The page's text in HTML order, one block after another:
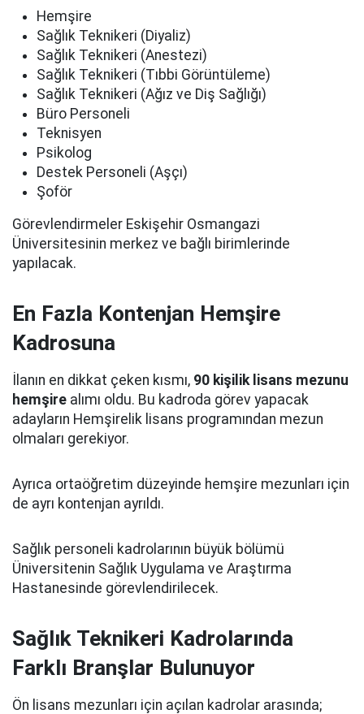
Hemşire
Sağlık Teknikeri (Diyaliz)
Sağlık Teknikeri (Anestezi)
Sağlık Teknikeri (Tıbbi Görüntüleme)
Sağlık Teknikeri (Ağız ve Diş Sağlığı)
Büro Personeli
Teknisyen
Psikolog
Destek Personeli (Aşçı)
Şoför
Görevlendirmeler Eskişehir Osmangazi
Üniversitesinin merkez ve bağlı birimlerinde
yapılacak.
En Fazla Kontenjan Hemşire
Kadrosuna
İlanın en dikkat çeken kısmı, 90 kişilik lisans mezunu
hemşire alımı oldu. Bu kadroda görev yapacak
adayların Hemşirelik lisans programından mezun
olmaları gerekiyor.
Ayrıca ortaöğretim düzeyinde hemşire mezunları için
de ayrı kontenjan ayrıldı.
Sağlık personeli kadrolarının büyük bölümü
Üniversitenin Sağlık Uygulama ve Araştırma
Hastanesinde görevlendirilecek.
Sağlık Teknikeri Kadrolarında
Farklı Branşlar Bulunuyor
Ön lisans mezunları için açılan kadrolar arasında;